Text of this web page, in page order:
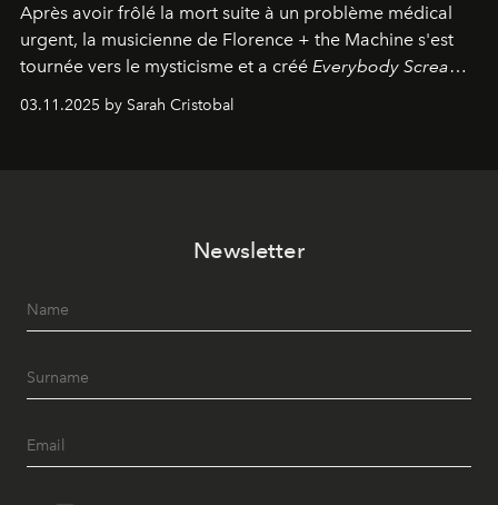
Après avoir frôlé la mort suite à un problème médical
urgent, la musicienne de Florence + the Machine s'est
tournée vers le mysticisme et a créé Everybody Scream
03.11.2025 by Sarah Cristobal
Newsletter